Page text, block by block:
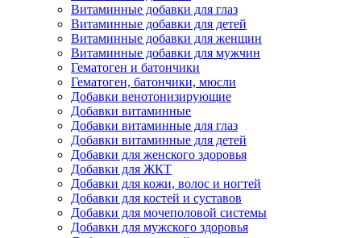
Витаминные добавки для глаз
Витаминные добавки для детей
Витаминные добавки для женщин
Витаминные добавки для мужчин
Гематоген и батончики
Гематоген, батончики, мюсли
Добавки венотонизирующие
Добавки витаминные
Добавки витаминные для глаз
Добавки витаминные для детей
Добавки для женского здоровья
Добавки для ЖКТ
Добавки для кожи, волос и ногтей
Добавки для костей и суставов
Добавки для мочеполовой системы
Добавки для мужского здоровья